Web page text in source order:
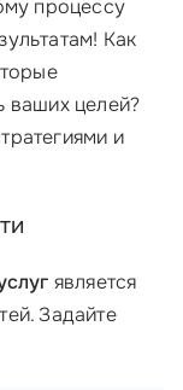
процессу
Как
ваших целей?
и
является
Задайте